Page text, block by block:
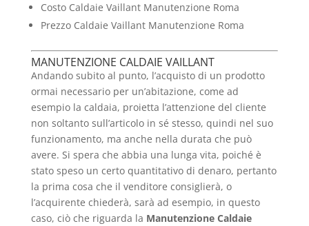
Costo Caldaie Vaillant Manutenzione Roma
Prezzo Caldaie Vaillant Manutenzione Roma
MANUTENZIONE CALDAIE VAILLANT
Andando subito al punto, l’acquisto di un prodotto
ormai necessario per un’abitazione, come ad
esempio la caldaia, proietta l’attenzione del cliente
non soltanto sull’articolo in sé stesso, quindi nel suo
funzionamento, ma anche nella durata che può
avere. Si spera che abbia una lunga vita, poiché è
stato speso un certo quantitativo di denaro, pertanto
la prima cosa che il venditore consiglierà, o
l’acquirente chiederà, sarà ad esempio, in questo
caso, ciò che riguarda la Manutenzione Caldaie